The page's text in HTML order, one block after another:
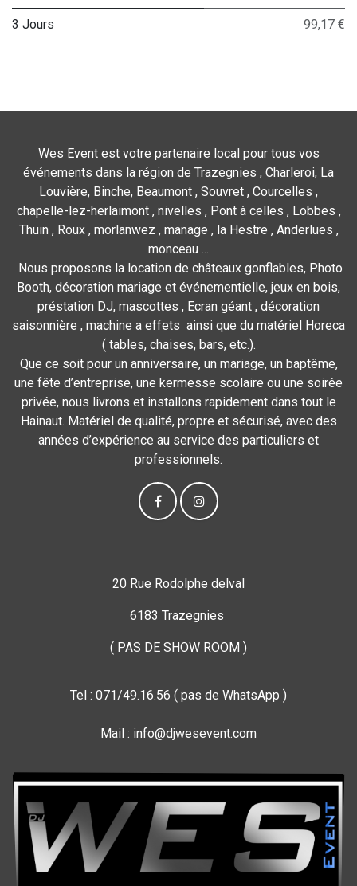
3 Jours 99,17 €
Wes Event est votre partenaire local pour tous vos
événements dans la région de Trazegnies , Charleroi, La
Louvière, Binche, Beaumont , Souvret , Courcelles ,
chapelle-lez-herlaimont , nivelles , Pont à celles , Lobbes ,
Thuin , Roux , morlanwez , manage , la Hestre , Anderlues ,
monceau ...
Nous proposons la location de châteaux gonflables, Photo
Booth, décoration mariage et événementielle, jeux en bois,
préstation DJ, mascottes , Ecran géant , décoration
saisonnière , machine a effets ainsi que du matériel Horeca
( tables, chaises, bars, etc.).
Que ce soit pour un anniversaire, un mariage, un baptême,
une fête d’entreprise, une kermesse scolaire ou une soirée
privée, nous livrons et installons rapidement dans tout le
Hainaut. Matériel de qualité, propre et sécurisé, avec des
années d’expérience au service des particuliers et
professionnels.
20 Rue Rodolphe delval
6183 Trazegnies
( PAS DE SHOW ROOM )
Tel : 071/49.16.56 ( pas de WhatsApp )
Mail : info@djwesevent.com